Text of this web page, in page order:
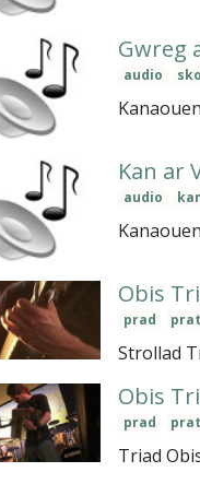
Gwreg
audio
Kan ar
audio
Obis
prad prat
Strollad
Obis
prad prat
Triad